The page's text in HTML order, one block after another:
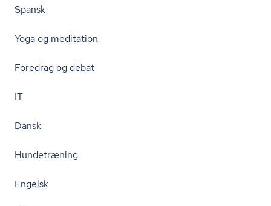
Spansk
Yoga og meditation
Foredrag og debat
IT
Dansk
Hundetræning
Engelsk